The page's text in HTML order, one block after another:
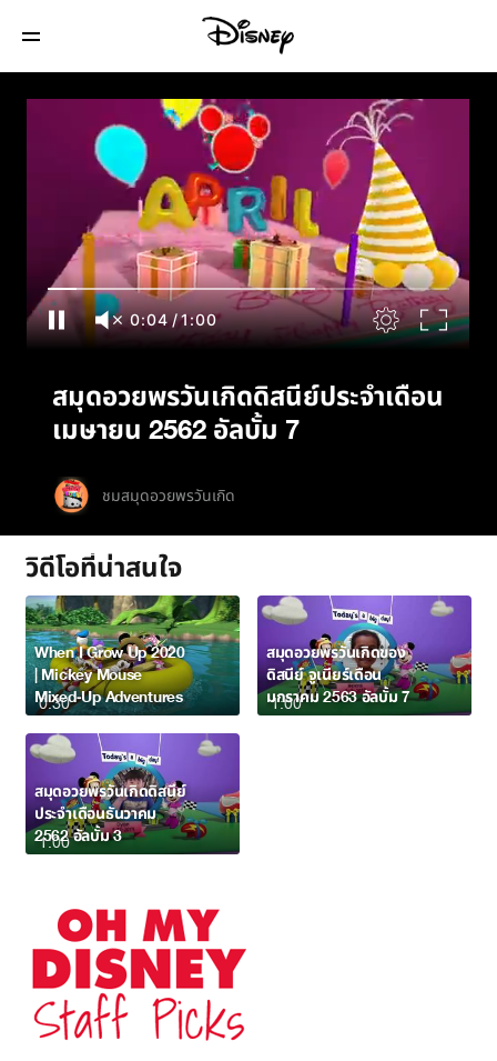
สมุดอวยพรวันเกิดดิสนีย์ประจำเดือนเมษายน
2562 อัลบั้ม 7
0:05/1:00
สมุดอวยพรวันเกิดดิสนีย์ประจำเดือน
เมษายน 2562 อัลบั้ม 7
ชมสมุดอวยพรวันเกิด
วิดีโอที่น่าสนใจ
0:30
When I Grow Up 2020
| Mickey Mouse
Mixed-Up Adventures
1:00
สมุดอวยพรวันเกิดของ
ดิสนีย์ จูเนียร์เดือน
มกราคม 2563 อัลบั้ม 7
1:00
สมุดอวยพรวันเกิดดิสนีย์
ประจำเดือนธันวาคม
2562 อัลบั้ม 3